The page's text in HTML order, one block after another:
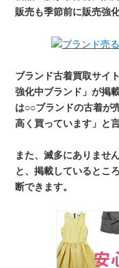
販売も季節前に販売強
ブランド古着買取サイ
強化中ブランド」が掲
は○○ブランドの古着が
高く買っています」と
また、滅多にありませ
と、掲載しているとこ
断できます。